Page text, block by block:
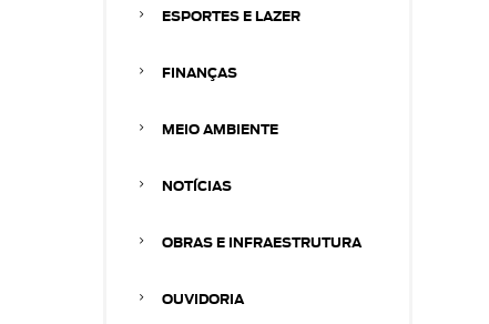
ESPORTES E LAZER
FINANÇAS
MEIO AMBIENTE
NOTÍCIAS
OBRAS E INFRAESTRUTURA
OUVIDORIA